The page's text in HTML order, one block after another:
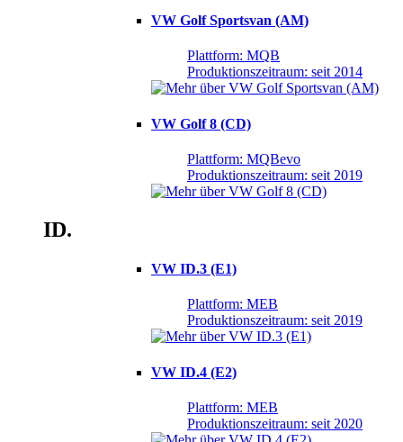
VW Golf Sportsvan (AM)
Plattform: MQB
Produktionszeitraum: seit 2014
VW Golf 8 (CD)
Plattform: MQBevo
Produktionszeitraum: seit 2019
ID.
VW ID.3 (E1)
Plattform: MEB
Produktionszeitraum: seit 2019
VW ID.4 (E2)
Plattform: MEB
Produktionszeitraum: seit 2020